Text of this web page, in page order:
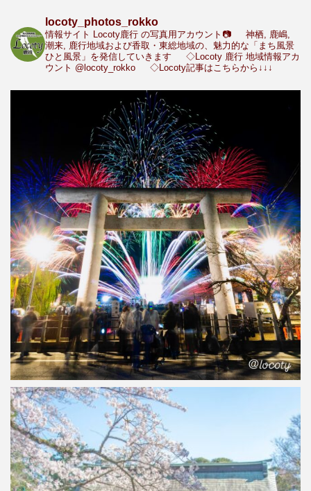
locoty_photos_rokko
情報サイト Locoty鹿行 の写真用アカウント📷
神栖, 鹿嶋,
潮来, 鹿行地域および香取・東総地域の、魅力的な「まち風景
ひと風景」を発信していきます
◇Locoty 鹿行 地域情報アカ
ウント @locoty_rokko ◇Locoty記事はこちらから↓↓↓